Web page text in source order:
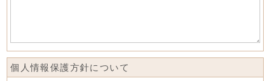
個人情報保護方針について